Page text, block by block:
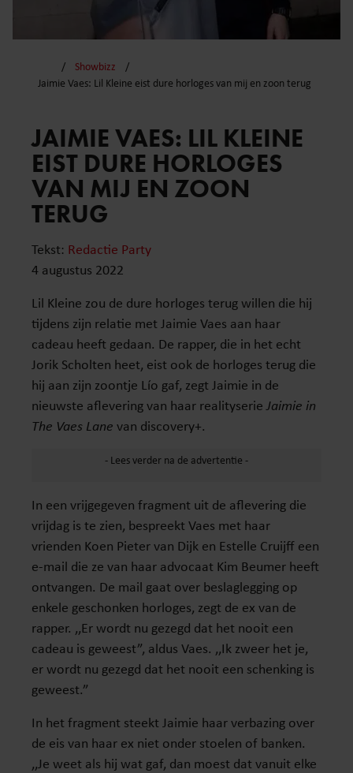
Showbizz
Jaimie Vaes: Lil Kleine eist dure horloges van mij en zoon terug
JAIMIE VAES: LIL KLEINE
EIST DURE HORLOGES
VAN MIJ EN ZOON
TERUG
Tekst: Redactie Party
4 augustus 2022
Lil Kleine zou de dure horloges terug willen die hij
tijdens zijn relatie met Jaimie Vaes aan haar
cadeau heeft gedaan. De rapper, die in het echt
Jorik Scholten heet, eist ook de horloges terug die
hij aan zijn zoontje Lío gaf, zegt Jaimie in de
nieuwste aflevering van haar realityserieJaimie in
The Vaes Lane van discovery+.
In een vrijgegeven fragment uit de aflevering die
vrijdag is te zien, bespreekt Vaes met haar
vrienden Koen Pieter van Dijk en Estelle Cruijff een
e-mail die ze van haar advocaat Kim Beumer heeft
ontvangen. De mail gaat over beslaglegging op
enkele geschonken horloges, zegt de ex van de
rapper. ,,Er wordt nu gezegd dat het nooit een
cadeau is geweest”, aldus Vaes. ,,Ik zweer het je,
er wordt nu gezegd dat het nooit een schenking is
geweest.”
In het fragment steekt Jaimie haar verbazing over
de eis van haar ex niet onder stoelen of banken.
,,Je weet als hij wat gaf, dan moest dat vanuit elke